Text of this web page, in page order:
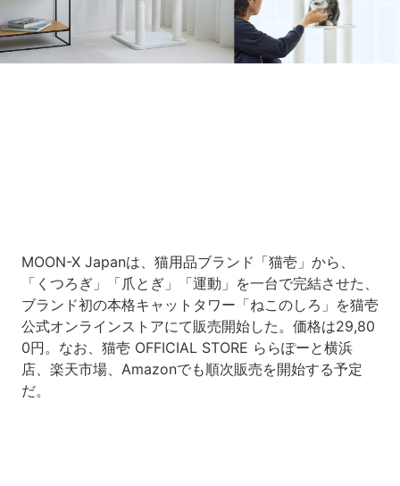
MOON-X Japanは、猫用品ブランド「猫壱」から、
「くつろぎ」「爪とぎ」「運動」を一台で完結させた、
ブランド初の本格キャットタワー「ねこのしろ」を猫壱
公式オンラインストアにて販売開始した。価格は29,80
0円。なお、猫壱 OFFICIAL STORE ららぽーと横浜
店、楽天市場、Amazonでも順次販売を開始する予定
だ。